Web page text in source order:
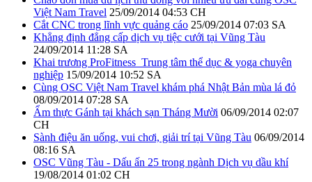
Việt Nam Travel 25/09/2014 04:53 CH
Cắt CNC trong lĩnh vực quảng cáo 25/09/2014 07:03 SA
Khẳng định đẳng cấp dịch vụ tiệc cưới tại Vũng Tàu
24/09/2014 11:28 SA
Khai trương ProFitness_Trung tâm thể dục & yoga chuyên
nghiệp 15/09/2014 10:52 SA
Cùng OSC Việt Nam Travel khám phá Nhật Bản mùa lá đỏ
08/09/2014 07:28 SA
Ẩm thực Gánh tại khách sạn Tháng Mười 06/09/2014 02:07
CH
Sành điệu ăn uống, vui chơi, giải trí tại Vũng Tàu 06/09/2014
08:16 SA
OSC Vũng Tàu - Dấu ấn 25 trong ngành Dịch vụ dầu khí
19/08/2014 01:02 CH